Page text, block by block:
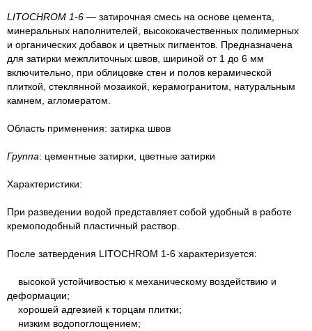
LITOCHROM 1-6 — затирочная смесь на основе цемента,
минеральных наполнителей, высококачественных полимерных
и органических добавок и цветных пигментов. Предназначена
для затирки межплиточных швов, шириной от 1 до 6 мм
включительно, при облицовке стен и полов керамической
плиткой, стеклянной мозаикой, керамогранитом, натуральным
камнем, агломератом.
Область применения: затирка швов
Группа: цементные затирки, цветные затирки
Характеристики:
При разведении водой представляет собой удобный в работе
кремоподобный пластичный раствор.
После затвердения LITOCHROM 1-6 характеризуется:
высокой устойчивостью к механическому воздействию и
деформации;
хорошей адгезией к торцам плитки;
низким водопоглощением;